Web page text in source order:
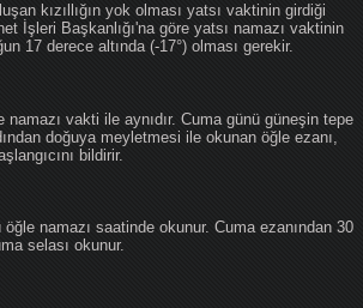
kızıllığın yok olması yatsı vaktinin girdiği
İşleri Başkanlığı'na göre yatsı namazı vaktinin
17 derece altında (-17°) olması gerekir.
namazı vakti ile aynıdır. Cuma günü güneşin tepe
doğuya meyletmesi ile okunan öğle ezanı,
bildirir.
namazı saatinde okunur. Cuma ezanından 30
selası okunur.